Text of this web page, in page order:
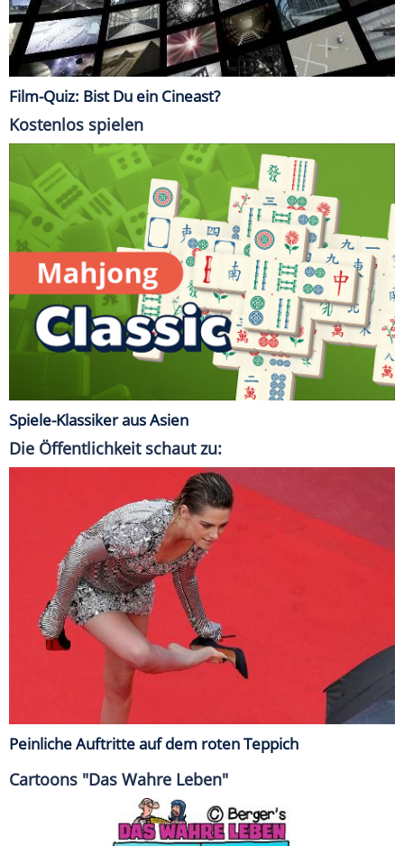
Film-Quiz: Bist Du ein Cineast?
Kostenlos spielen
Spiele-Klassiker aus Asien
Die Öffentlichkeit schaut zu:
Peinliche Auftritte auf dem roten Teppich
Cartoons "Das Wahre Leben"